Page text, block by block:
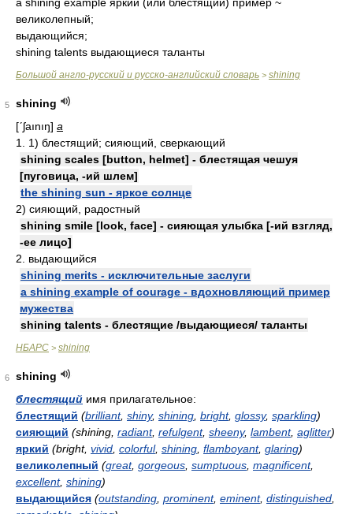
великолепный;
выдающийся;
shining talents выдающиеся таланты
Большой англо-русский и русско-английский словарь > shining
5
shining
[ʹʃaınıŋ] a
1. 1) блестящий; сияющий, сверкающий
shining scales [button, helmet] - блестящая чешуя
[пуговица, -ий шлем]
the shining sun - яркое солнце
2) сияющий, радостный
shining smile [look, face] - сияющая улыбка [-ий взгляд,
-ее лицо]
2. выдающийся
shining merits - исключительные заслуги
a shining example of courage - вдохновляющий пример
мужества
shining talents - блестящие /выдающиеся/ таланты
НБАРС > shining
6
shining
блестящий имя прилагательное:
блестящий (brilliant, shiny, shining bright, glossy, sparkling)
сияющий (shining, radiant, refulgent, sheeny, lambent, aglitter)
яркий (bright, vivid colorful, shining flamboyant, glaring)
великолепный (great, gorgeous sumptuous magnificent,
excellent, shining)
выдающийся (outstanding prominent, eminent, distinguished